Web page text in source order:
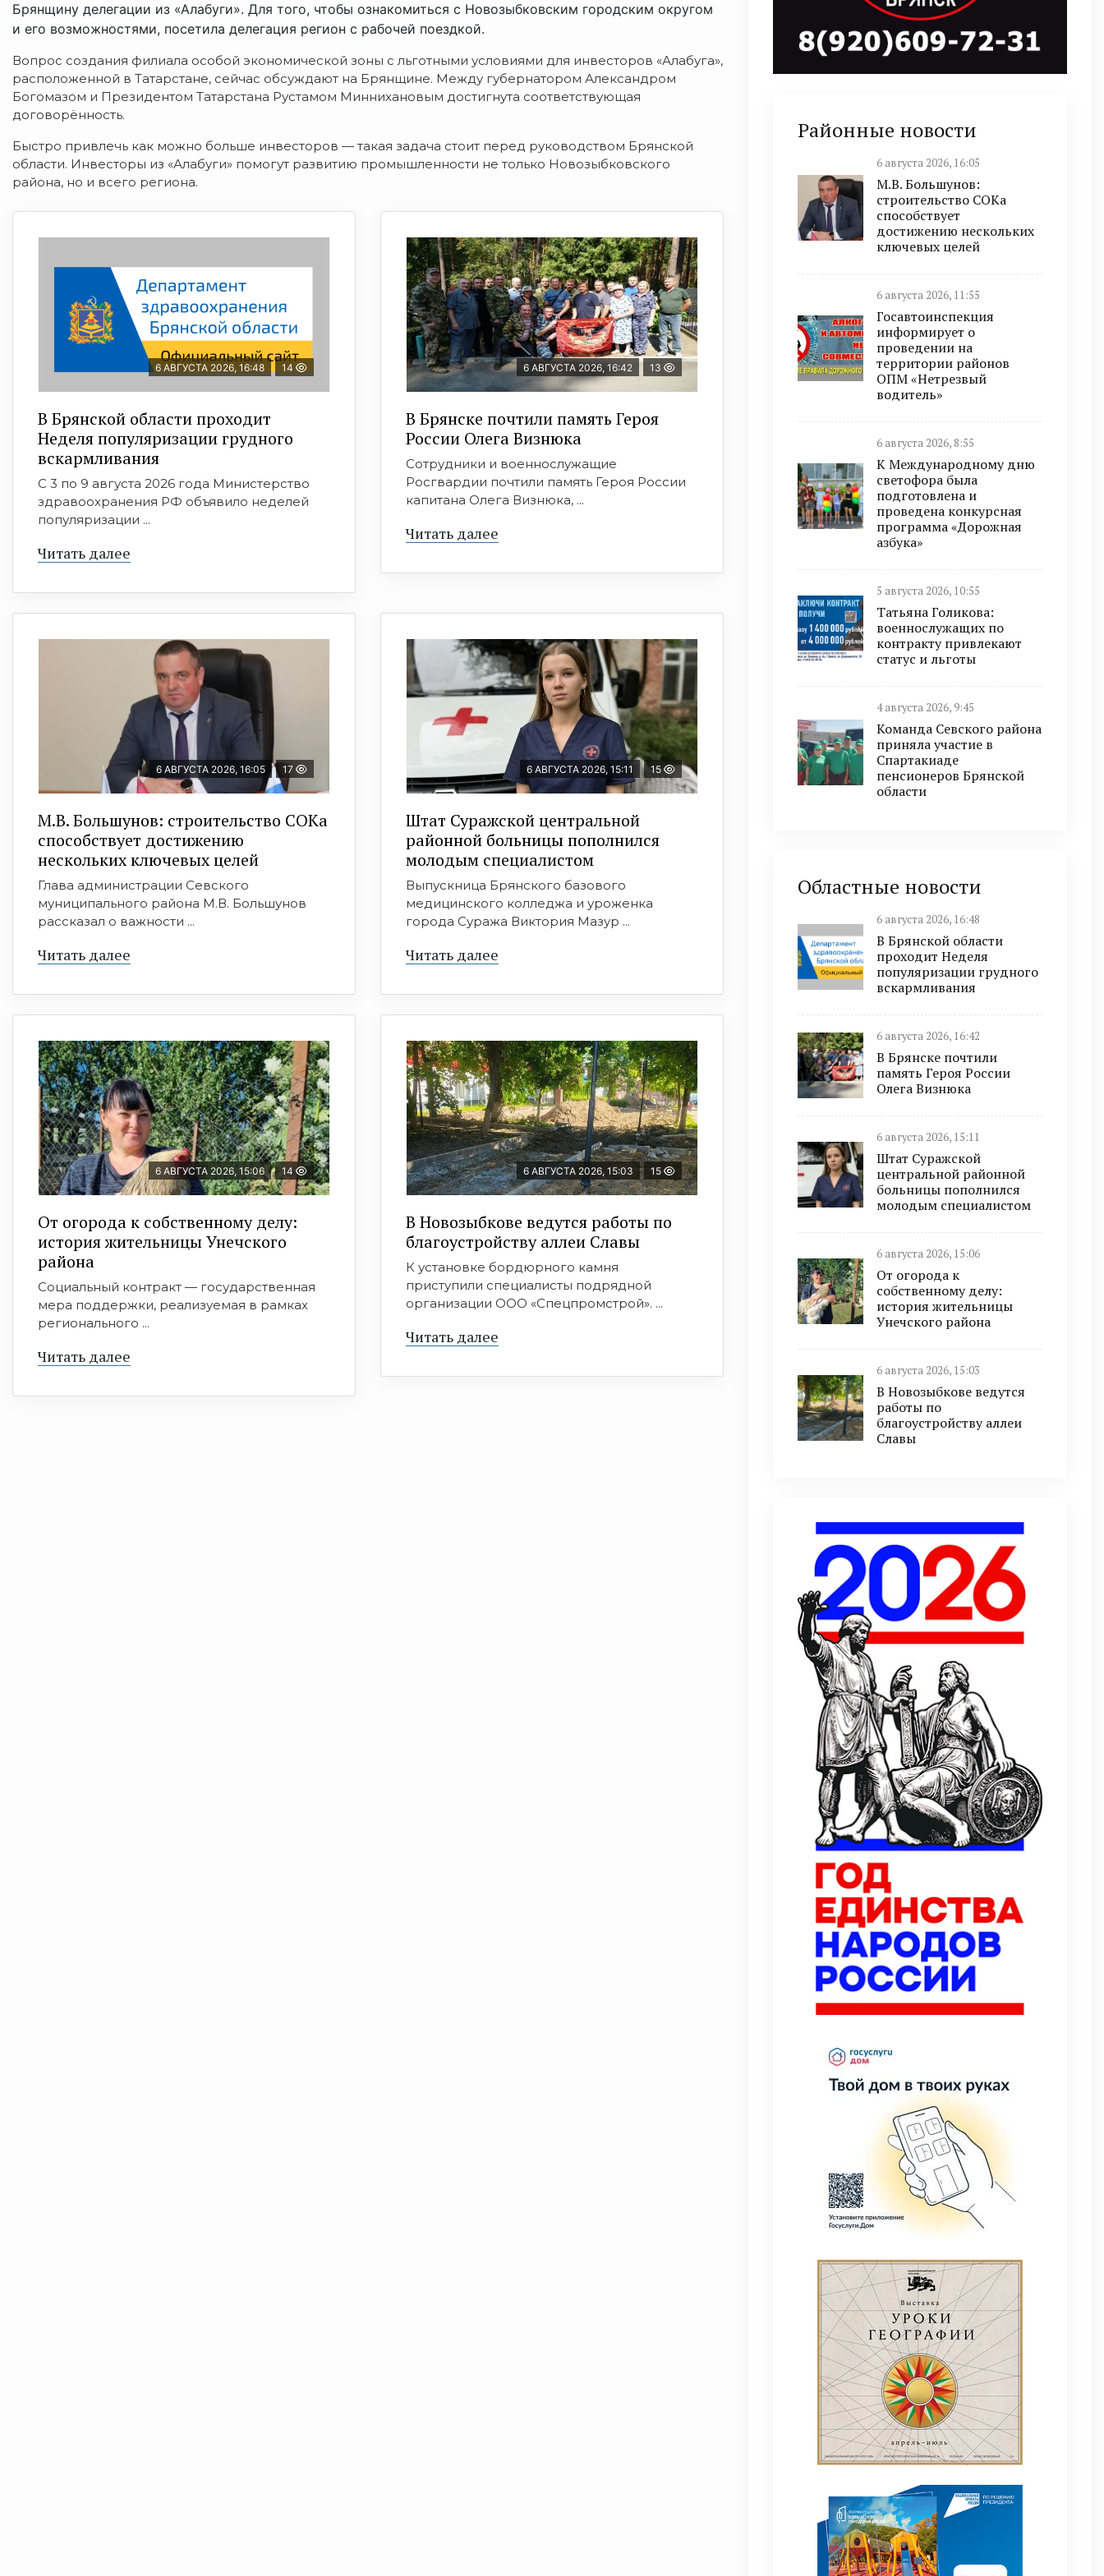
Брянщину делегации из «Алабуги». Для того, чтобы ознакомиться с Новозыбковским городским округом
и его возможностями, посетила делегация регион с рабочей поездкой.
Вопрос создания филиала особой экономической зоны с льготными условиями для инвесторов «Алабуга»,
расположенной в Татарстане, сейчас обсуждают на Брянщине. Между губернатором Александром
Богомазом и Президентом Татарстана Рустамом Миннихановым достигнута соответствующая
договорённость.
Быстро привлечь как можно больше инвесторов — такая задача стоит перед руководством Брянской
области. Инвесторы из «Алабуги» помогут развитию промышленности не только Новозыбковского
района, но и всего региона.
6 АВГУСТА 2026, 16:48 14
В Брянской области проходит
Неделя популяризации грудного
вскармливания
С 3 по 9 августа 2026 года Министерство
здравоохранения РФ объявило неделей
популяризации ...
Читать далее
6 АВГУСТА 2026, 16:42 13
В Брянске почтили память Героя
России Олега Визнюка
Сотрудники и военнослужащие
Росгвардии почтили память Героя России
капитана Олега Визнюка, ...
Читать далее
6 АВГУСТА 2026, 16:05 17
М.В. Большунов: строительство СОКа
способствует достижению
нескольких ключевых целей
Глава администрации Севского
муниципального района М.В. Большунов
рассказал о важности ...
Читать далее
6 АВГУСТА 2026, 15:11 15
Штат Суражской центральной
районной больницы пополнился
молодым специалистом
Выпускница Брянского базового
медицинского колледжа и уроженка
города Суража Виктория Мазур ...
Читать далее
6 АВГУСТА 2026, 15:06 14
От огорода к собственному делу:
история жительницы Унечского
района
Социальный контракт — государственная
мера поддержки, реализуемая в рамках
регионального ...
Читать далее
6 АВГУСТА 2026, 15:03 15
В Новозыбкове ведутся работы по
благоустройству аллеи Славы
К установке бордюрного камня
приступили специалисты подрядной
организации ООО «Спецпромстрой». ...
Читать далее
Районные новости
6 августа 2026, 16:05
М.В. Большунов:
строительство СОКа
способствует
достижению нескольких
ключевых целей
6 августа 2026, 11:55
Госавтоинспекция
информирует о
проведении на
территории районов
ОПМ «Нетрезвый
водитель»
6 августа 2026, 8:55
К Международному дню
светофора была
подготовлена и
проведена конкурсная
программа «Дорожная
азбука»
5 августа 2026, 10:55
Татьяна Голикова:
военнослужащих по
контракту привлекают
статус и льготы
4 августа 2026, 9:45
Команда Севского района
приняла участие в
Спартакиаде
пенсионеров Брянской
области
Областные новости
6 августа 2026, 16:48
В Брянской области
проходит Неделя
популяризации грудного
вскармливания
6 августа 2026, 16:42
В Брянске почтили
память Героя России
Олега Визнюка
6 августа 2026, 15:11
Штат Суражской
центральной районной
больницы пополнился
молодым специалистом
6 августа 2026, 15:06
От огорода к
собственному делу:
история жительницы
Унечского района
6 августа 2026, 15:03
В Новозыбкове ведутся
работы по
благоустройству аллеи
Славы